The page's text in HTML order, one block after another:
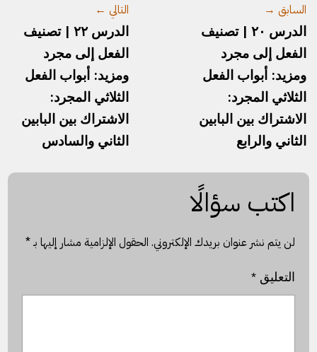
السابق →
الدرس ٢٠ | تصنيف
الفعل إلى مجرد
ومزيد: أبواب الفعل
الثلاثي المجرد:
الاشتراك بين البابين
الثاني والرابع
التالي ←
الدرس ٢٢ | تصنيف
الفعل إلى مجرد
ومزيد: أبواب الفعل
الثلاثي المجرد:
الاشتراك بين البابين
الثاني والسادس
اكتب سؤالًا
لن يتم نشر عنوان بريدك الإلكتروني. الحقول الإلزامية مشار إليها بـ*
التعليق*